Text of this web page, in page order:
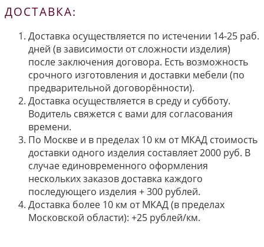
ДОСТАВКА:
Доставка осуществляется по истечении 14-25 раб.
дней (в зависимости от сложности изделия)
после заключения договора. Есть возможность
срочного изготовления и доставки мебели (по
предварительной договорённости).
Доставка осуществляется в среду и субботу.
Водитель свяжется с вами для согласования
времени.
По Москве и в пределах 10 км от МКАД стоимость
доставки одного изделия составляет 2000 руб. В
случае единовременного оформления
нескольких заказов доставка каждого
последующего изделия + 300 рублей.
Доставка более 10 км от МКАД (в пределах
Московской области): +25 рублей/км.